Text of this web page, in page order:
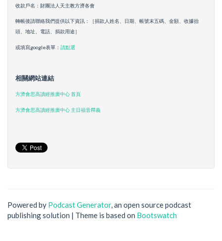
收款戶名：財團法人天主教方濟各會
轉帳後請聯絡我們提供以下資訊：［捐款人姓名、日期、帳號末五碼、金額、收據抬
頭、地址、電話、捐款用途］
或填寫google表單： 請點選
相關網站連結
方濟會思高讀經推廣中心 首頁
方濟會思高讀經推廣中心 主日福音釋義
Powered by Podcast Generator, an open source podcast
publishing solution | Theme is based on Bootswatch